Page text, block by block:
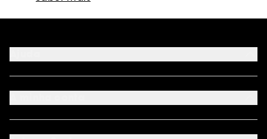
FAQ
Métodos de pagamento
Cartão oferta físico
Seguir encomenda
Programa de Fidelidade